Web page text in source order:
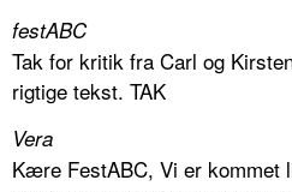
festABC
Tak for kritik fra Carl og
rigtige tekst. TAK
Vera
Kære FestABC, Vi er kommet